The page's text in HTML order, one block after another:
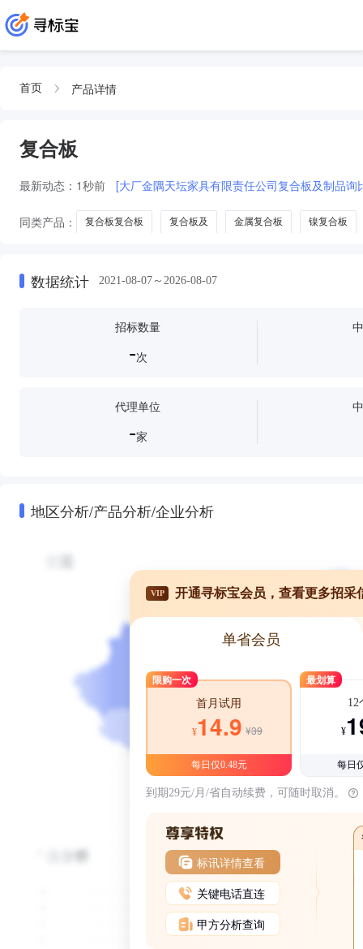
首页 产品详情
复合板
最新动态： 1秒前 [大厂金隅天坛家具有限责任公司复合板及制品询
同类产品： 复合板复合板 复合板及 金属复合板 镍复合板
数据统计 2021-08-07～2026-08-07
招标数量
-次
代理单位
-家
地区分析/产品分析/企业分析
VIP 开通寻标宝会员，查看更多招采
单省会员
限购一次
首月试用
¥14.9 ¥39
每日仅0.48元
最划算
12
¥
每日
到期29元/月/省自动续费，可随时取消。
标讯详情查看
关键电话直连
甲方分析查询